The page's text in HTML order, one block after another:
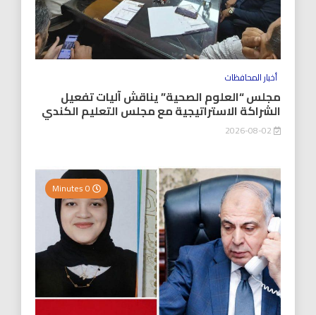
أخبار المحافظات
مجلس “العلوم الصحية” يناقش آليات تفعيل
الشراكة الاستراتيجية مع مجلس التعليم الكندي